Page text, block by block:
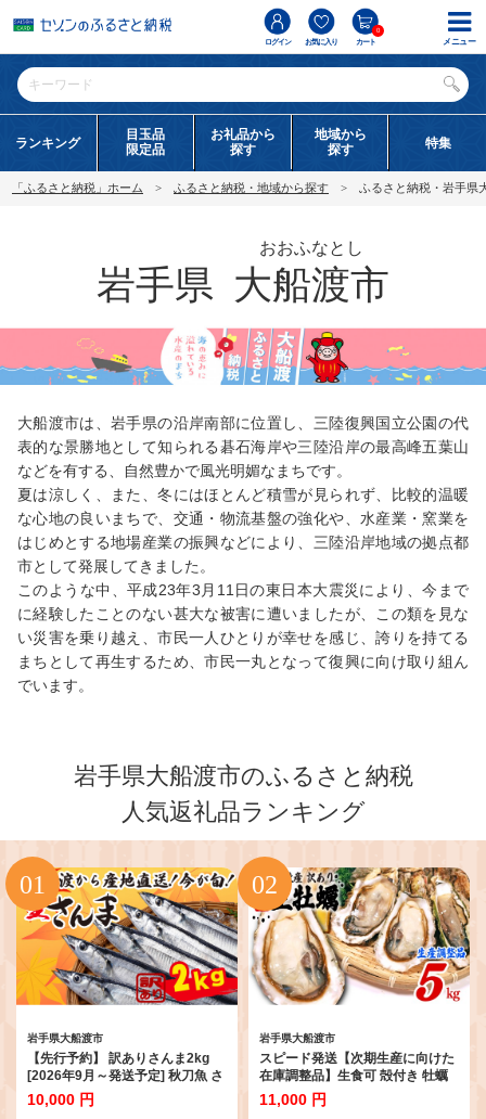
ログイン お気に入り カート
0
ランキング
目玉品
限定品
お礼品から
探す
地域から
探す
特集
「ふるさと納税」ホーム ふるさと納税・地域から探す ふるさと納税・岩手県
岩手県 大船渡市
おおふなとし
大船渡市は、岩手県の沿岸南部に位置し、三陸復興国立公園の代
表的な景勝地として知られる碁石海岸や三陸沿岸の最高峰五葉山
などを有する、自然豊かで風光明媚なまちです。
夏は涼しく、また、冬にはほとんど積雪が見られず、比較的温暖
な心地の良いまちで、交通・物流基盤の強化や、水産業・窯業を
はじめとする地場産業の振興などにより、三陸沿岸地域の拠点都
市として発展してきました。
このような中、平成23年3月11日の東日本大震災により、今まで
に経験したことのない甚大な被害に遭いましたが、この類を見な
い災害を乗り越え、市民一人ひとりが幸せを感じ、誇りを持てる
まちとして再生するため、市民一丸となって復興に向け取り組ん
でいます。
岩手県大船渡市のふるさと納税
人気返礼品ランキング
岩手県大船渡市
【先行予約】 訳ありさんま2kg
[2026年9月～発送予定] 秋刀魚 さ
んま サンマ Sashimi FISH 魚 新鮮
ごはん 夕飯 おかず おつまみ 晩酌
10,000 円
岩手県大船渡市
スピード発送【次期生産に向けた
在庫調整品】生食可 殻付き 牡蠣
訳あり 数量限定 冷凍 5kg かき カ
キ kaki 岩手県産 殻付き牡蠣 生食
11,000 円
メニュー